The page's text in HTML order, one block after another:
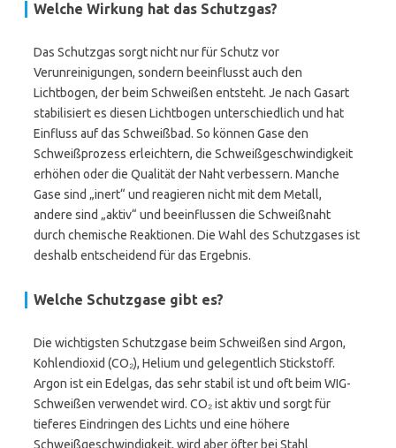
Welche Wirkung hat das Schutzgas?
Das Schutzgas sorgt nicht nur für Schutz vor
Verunreinigungen, sondern beeinflusst auch den
Lichtbogen, der beim Schweißen entsteht. Je nach Gasart
stabilisiert es diesen Lichtbogen unterschiedlich und hat
Einfluss auf das Schweißbad. So können Gase den
Schweißprozess erleichtern, die Schweißgeschwindigkeit
erhöhen oder die Qualität der Naht verbessern. Manche
Gase sind „inert“ und reagieren nicht mit dem Metall,
andere sind „aktiv“ und beeinflussen die Schweißnaht
durch chemische Reaktionen. Die Wahl des Schutzgases ist
deshalb entscheidend für das Ergebnis.
Welche Schutzgase gibt es?
Die wichtigsten Schutzgase beim Schweißen sind Argon,
Kohlendioxid (CO₂), Helium und gelegentlich Stickstoff.
Argon ist ein Edelgas, das sehr stabil ist und oft beim WIG-
Schweißen verwendet wird. CO₂ ist aktiv und sorgt für
tieferes Eindringen des Lichts und eine höhere
Schweißgeschwindigkeit, wird aber öfter bei Stahl